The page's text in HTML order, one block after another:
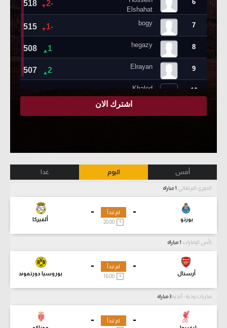
أمس اليوم غدا
الدوري البرتغالي
-
بورتو
-
ألفيركا
لم تبدأ
كأس الإمارات
-
أرسنال
-
بوروسيا دورتموند
لم تبدأ
مباريات ودية - أندية
-
- لم تبدأ